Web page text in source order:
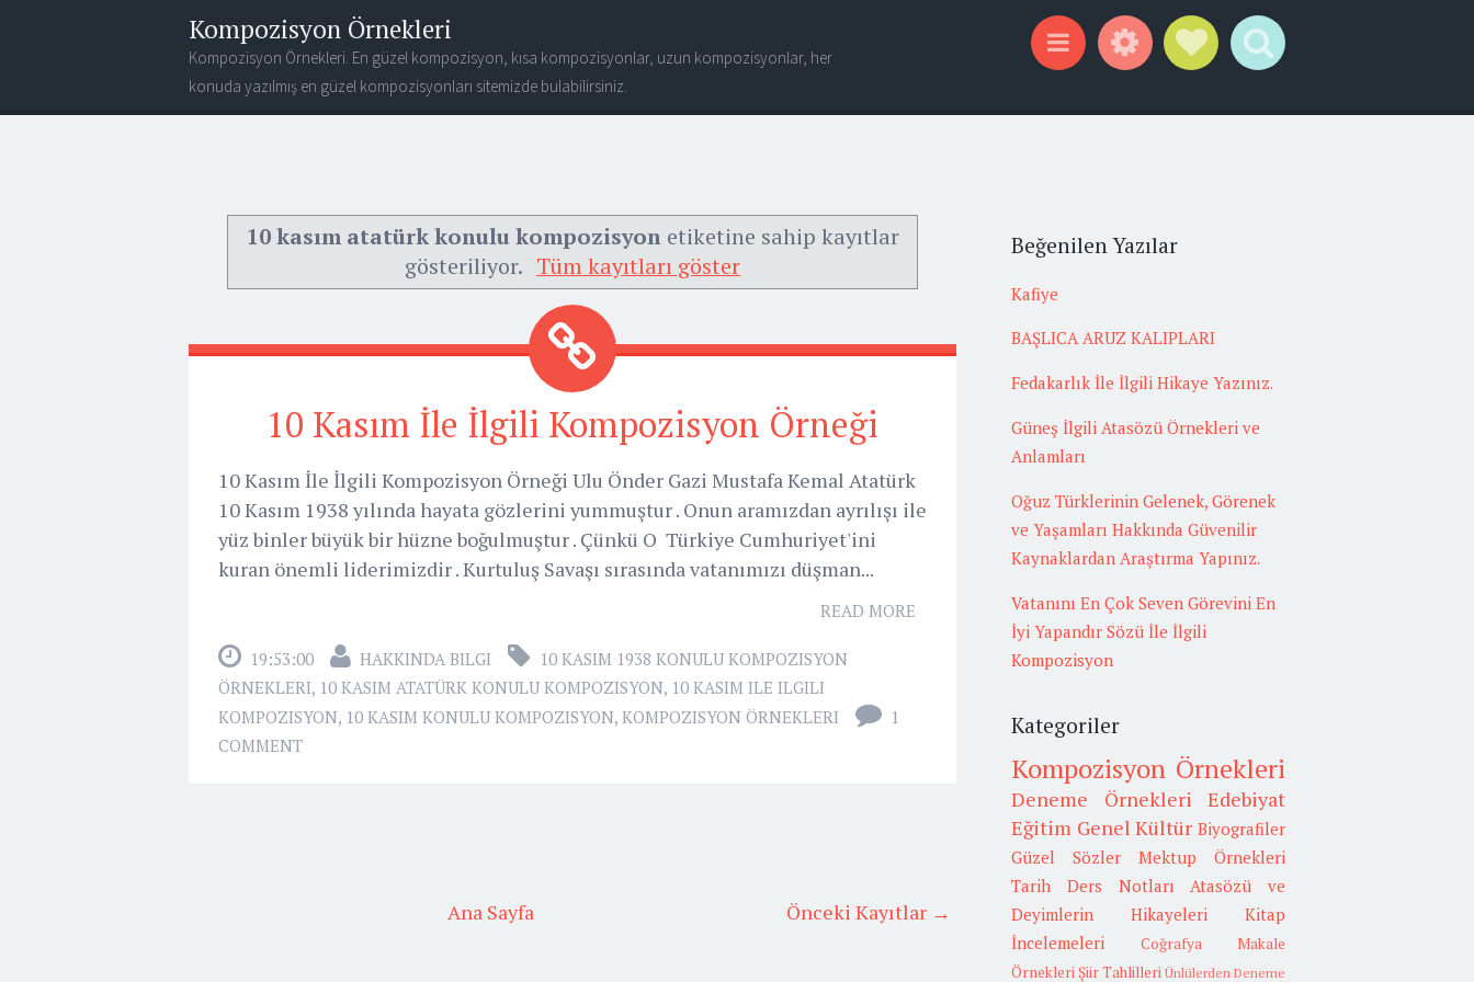
Kompozisyon Örnekleri
Kompozisyon Örnekleri. En güzel kompozisyon, kısa kompozisyonlar, uzun kompozisyonlar, her
konuda yazılmış en güzel kompozisyonları sitemizde bulabilirsiniz.
10 kasım atatürk konulu kompozisyonetiketine sahip kayıtlar
gösteriliyor. Tüm kayıtları göster
10 Kasım İle İlgili Kompozisyon Örneği
10 Kasım İle İlgili Kompozisyon Örneği Ulu Önder Gazi Mustafa Kemal Atatürk
10 Kasım 1938 yılında hayata gözlerini yummuştur . Onun aramızdan ayrılışı ile
yüz binler büyük bir hüzne boğulmuştur . Çünkü O Türkiye Cumhuriyet'ini
kuran önemli liderimizdir . Kurtuluş Savaşı sırasında vatanımızı düşman...
READ MORE
19:53:00 HAKKINDA BILGI
10 KASIM 1938 KONULU KOMPOZISYON
ÖRNEKLERI, 10 KASIM ATATÜRK KONULU KOMPOZISYON, 10 KASIM ILE ILGILI
KOMPOZISYON, 10 KASIM KONULU KOMPOZISYON, KOMPOZISYON ÖRNEKLERI
1
COMMENT
Önceki Kayıtlar →
Ana Sayfa
Beğenilen Yazılar
Kafiye
BAŞLICA ARUZ KALIPLARI
Fedakarlık İle İlgili Hikaye Yazınız.
Güneş İlgili Atasözü Örnekleri ve
Anlamları
Oğuz Türklerinin Gelenek, Görenek
ve Yaşamları Hakkında Güvenilir
Kaynaklardan Araştırma Yapınız.
Vatanını En Çok Seven Görevini En
İyi Yapandır Sözü İle İlgili
Kompozisyon
Kategoriler
Kompozisyon Örnekleri
Deneme Örnekleri
Edebiyat
Eğitim Genel Kültür Biyografiler
Güzel Sözler
Mektup Örnekleri
Tarih
Ders Notları
Atasözü ve
Deyimlerin Hikayeleri
Kitap
İncelemeleri
Coğrafya
Makale
Örnekleri Şiir Tahlilleri Ünlülerden Deneme